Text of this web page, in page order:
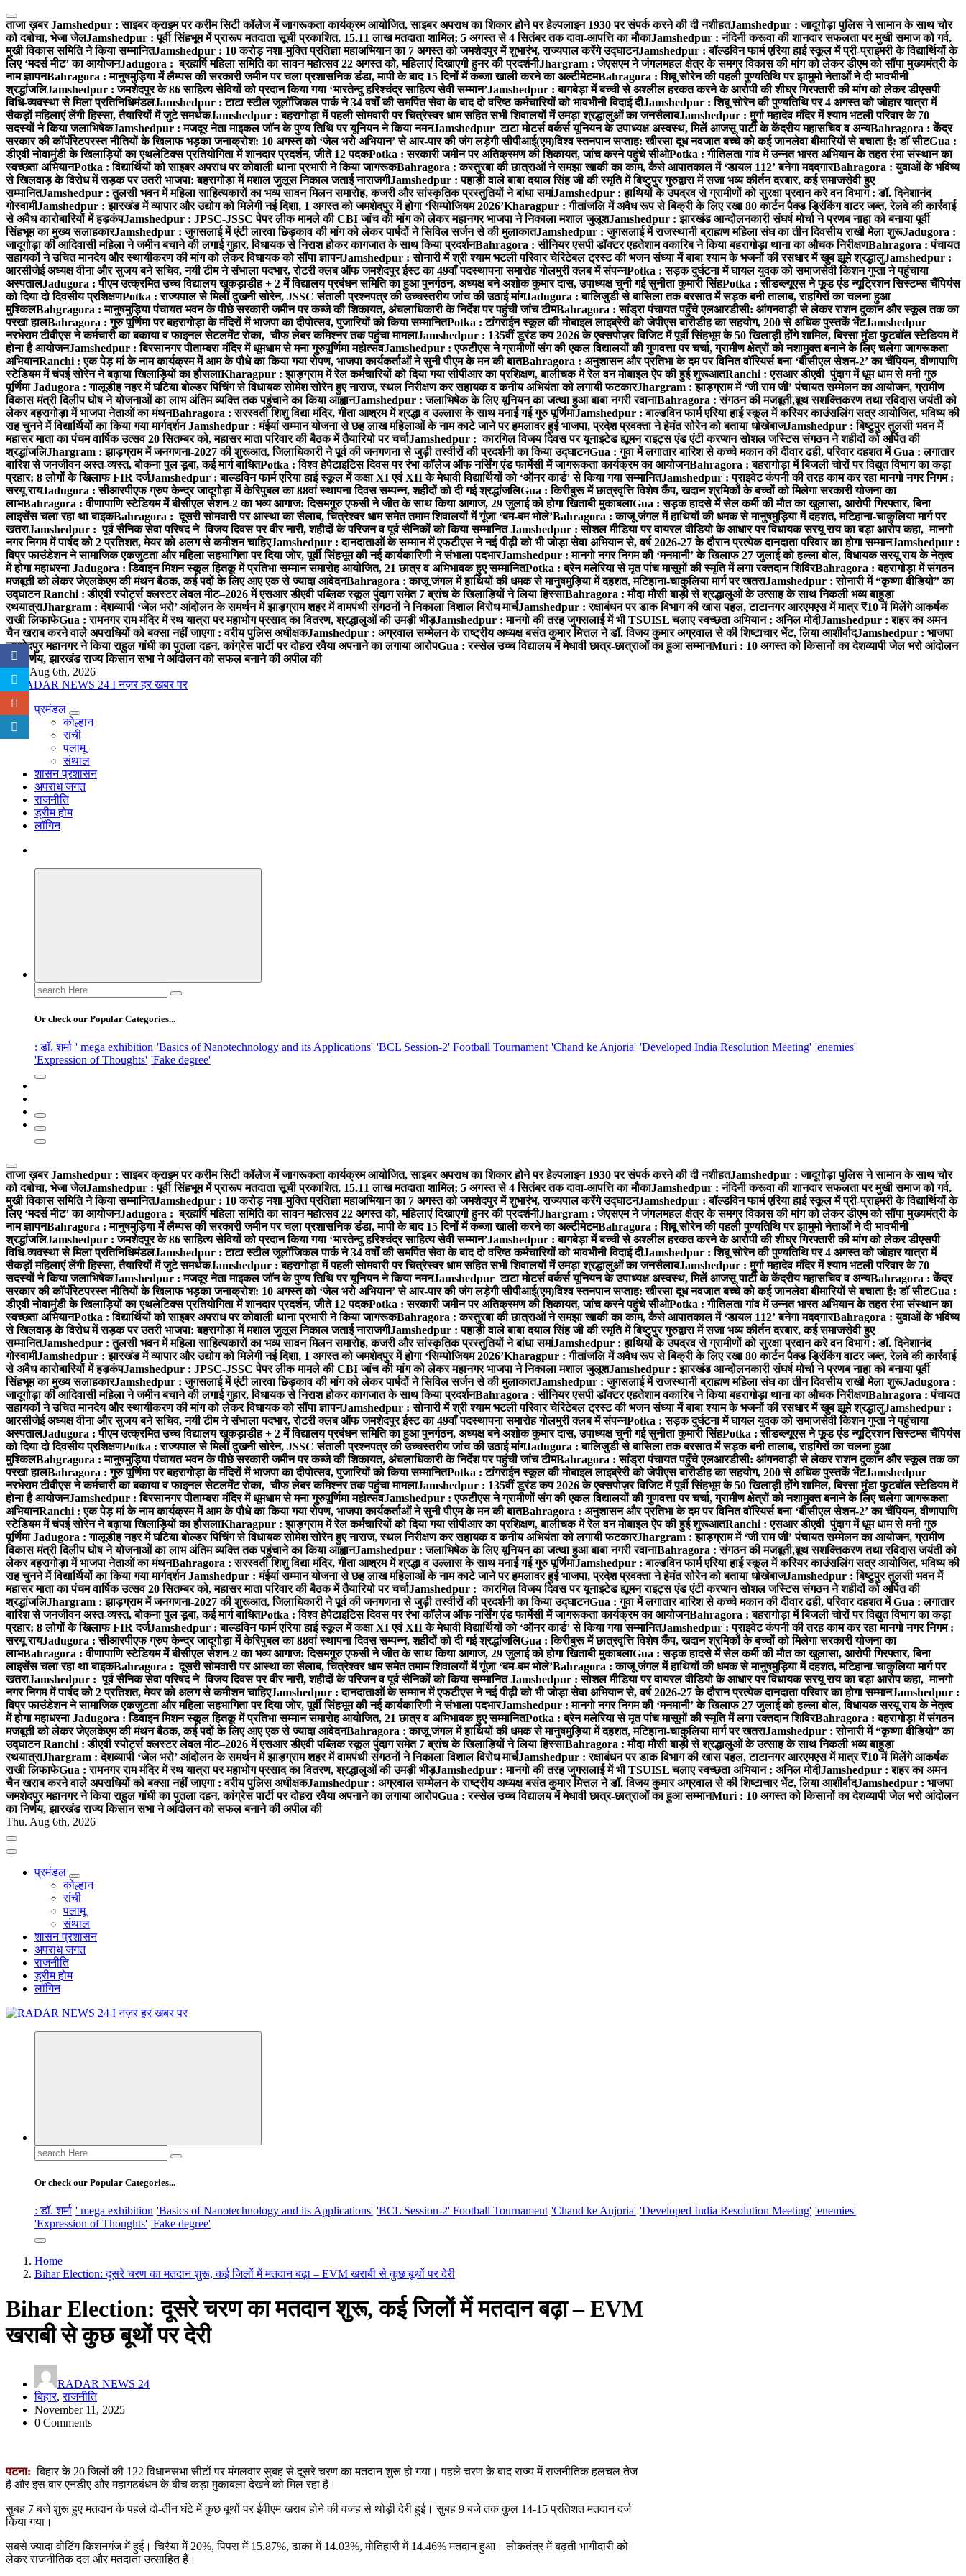
Skip
to
content
ताजा ख़बरJamshedpur : साइबर क्राइम पर करीम सिटी कॉलेज में जागरूकता कार्यक्रम आयोजित, साइबर अपराध का शिकार होने पर हेल्पलाइन 1930 पर संपर्क करने की दी नशीहतJamshedpur : जादूगोड़ा पुलिस ने सामान के साथ चोर
को दबोचा, भेजा जेलJamshedpur : पूर्वी सिंहभूम में प्रारूप मतदाता सूची प्रकाशित, 15.11 लाख मतदाता शामिल; 5 अगस्त से 4 सितंबर तक दावा-आपत्ति का मौकाJamshedpur : नंदिनी करूवा की शानदार सफलता पर मुखी समाज को गर्व,
मुखी विकास समिति ने किया सम्मानितJamshedpur : 10 करोड़ नशा-मुक्ति प्रतिज्ञा महाअभियान का 7 अगस्त को जमशेदपुर में शुभारंभ, राज्यपाल करेंगे उद्घाटनJamshedpur : बॉल्डविन फार्म एरिया हाई स्कूल में प्री-प्राइमरी के विद्यार्थियों के
लिए ‘मदर्स मीट’ का आयोजनJadugora : ब्रह्मर्षि महिला समिति का सावन महोत्सव 22 अगस्त को, महिलाएं दिखाएगी हुनर की प्रदर्शनीJhargram : जेएसएम ने जंगलमहल क्षेत्र के समग्र विकास की मांग को लेकर डीएम को सौंपा मुख्यमंत्री के
नाम ज्ञापनBahragora : मानुषमुड़िया में लैम्पस की सरकारी जमीन पर चला प्रशासनिक डंडा, मापी के बाद 15 दिनों में कब्जा खाली करने का अल्टीमेटमBahragora : शिबू सोरेन की पहली पुण्यतिथि पर झामुमो नेताओं ने दी भावभीनी
श्रद्धांजलिJamshedpur : जमशेदपुर के 86 साहित्य सेवियों को प्रदान किया गया ‘भारतेन्दु हरिश्चंद्र साहित्य सेवी सम्मान’Jamshedpur : बागबेड़ा में बच्ची से अश्लील हरकत करने के आरोपी की शीघ्र गिरफ्तारी की मांग को लेकर डीएसपी
विधि-व्यवस्था से मिला प्रतिनिधिमंडलJamshedpur : टाटा स्टील जूलॉजिकल पार्क ने 34 वर्षों की समर्पित सेवा के बाद दो वरिष्ठ कर्मचारियों को भावभीनी विदाई दीJamshedpur : शिबू सोरेन की पुण्यतिथि पर 4 अगस्त को जोहार यात्रा में
सैकड़ों महिलाएं लेंगी हिस्सा, तैयारियों में जुटे समर्थकJamshedpur : बहरागोड़ा में पहली सोमवारी पर चित्रेस्वर धाम सहित सभी शिवालयों में उमड़ा श्रद्धालुओं का जनसैलाबJamshedpur : मुर्गा महादेव मंदिर में श्याम भटली परिवार के 70
सदस्यों ने किया जलाभिषेकJamshedpur : मजदूर नेता माइकल जॉन के पुण्य तिथि पर यूनियन ने किया नमनJamshedpur टाटा मोटर्स वर्कर्स यूनियन के उपाध्यक्ष अस्वस्थ, मिलें आजसू पार्टी के केंद्रीय महासचिव व अन्यBahragora : केंद्र
सरकार की कॉर्पोरेटपरस्त नीतियों के खिलाफ भड़का जनाक्रोश: 10 अगस्त को ‘जेल भरो अभियान’ से आर-पार की जंग लड़ेगी सीपीआई(एम)विश्व स्तनपान सप्ताह: खीरसा दूध नवजात बच्चे को कई जानलेवा बीमारियों से बचाता है: डॉ सीटGua :
डीएवी नोवामुंडी के खिलाड़ियों का एथलेटिक्स प्रतियोगिता में शानदार प्रदर्शन, जीते 12 पदकPotka : सरकारी जमीन पर अतिक्रमण की शिकायत, जांच करने पहुंचे सीओPotka : गीतिलता गांव में उन्नत भारत अभियान के तहत रंभा संस्थान का
स्वच्छता अभियानPotka : विद्यार्थियों को साइबर अपराध पर कोवाली थाना प्रभारी ने किया जागरूकBahragora : कस्तुरबा की छात्राओं ने समझा खाकी का काम, कैसे आपातकाल में ‘डायल 112’ बनेगा मददगारBahragora : युवाओं के भविष्य
से खिलवाड़ के विरोध में सड़क पर उतरी भाजपा: बहरागोड़ा में मशाल जुलूस निकाल जताई नाराजगीJamshedpur : पहाड़ी वाले बाबा दयाल सिंह जी की स्मृति में बिष्टुपुर गुरुद्वारा में सजा भव्य कीर्तन दरबार, कई समाजसेवी हुए
सम्मानितJamshedpur : तुलसी भवन में महिला साहित्यकारों का भव्य सावन मिलन समारोह, कजरी और सांस्कृतिक प्रस्तुतियों ने बांधा समांJamshedpur : हाथियों के उपद्रव से ग्रामीणों को सुरक्षा प्रदान करे वन विभाग : डॉ. दिनेशानंद
गोस्वामीJamshedpur : झारखंड में व्यापार और उद्योग को मिलेगी नई दिशा, 1 अगस्त को जमशेदपुर में होगा ‘सिम्पोजियम 2026’Kharagpur : गीतांजलि में अवैध रूप से बिक्री के लिए रखा 80 कार्टन पैक्ड ड्रिंकिंग वाटर जब्त, रेलवे की कार्रवाई
से अवैध कारोबारियों में हड़कंपJamshedpur : JPSC-JSSC पेपर लीक मामले की CBI जांच की मांग को लेकर महानगर भाजपा ने निकाला मशाल जुलूशJamshedpur : झारखंड आन्दोलनकारी संघर्ष मोर्चा ने प्रणब नाहा को बनाया पूर्वी
सिंहभूम का मुख्य सलाहकारJamshedpur : जुगसलाई में एंटी लारवा छिड़काव की मांग को लेकर पार्षदों ने सिविल सर्जन से की मुलाकातJamshedpur : जुगसलाई में राजस्थानी ब्राह्मण महिला संघ का तीन दिवसीय राखी मेला शुरूJadugora :
जादूगोड़ा की आदिवासी महिला ने जमीन बचाने की लगाई गुहार, विधायक से निराश होकर कागजात के साथ किया प्रदर्शनBahragora : सीनियर एसपी डॉक्टर एहतेशाम वकारिब ने किया बहरागोड़ा थाना का औचक निरीक्षणBahragora : पंचायत
सहायकों ने उचित मानदेय और स्थायीकरण की मांग को लेकर विधायक को सौंपा ज्ञापनJamshedpur : सोनारी में श्री श्याम भटली परिवार चेरिटेबल ट्रस्ट की भजन संध्या में बाबा श्याम के भजनों की रसधार में खुब झूमे श्रद्धालुJamshedpur :
आरसीजेई अध्यक्ष वीना और सुजय बने सचिव, नयी टीम ने संभाला पदभार, रोटरी क्लब ऑफ जमशेदपुर ईस्ट का 49वाँ पदस्थापना समारोह गोलमुरी क्लब में संपन्नPotka : सड़क दुर्घटना में घायल युवक को समाजसेवी किशन गुप्ता ने पहुंचाया
अस्पतालJadugora : पीएम उत्क्रमित उच्च विद्यालय खुकड़ाडीह + 2 में विद्यालय प्रबंधन समिति का हुआ पुनर्गठन, अध्यक्ष बने अशोक कुमार दास, उपाध्यक्ष चुनी गई सुनीता कुमारी सिंहPotka : सीडब्ल्यूएस ने फूड एंड न्यूट्रिशन सिस्टम्स चैंपियंस
को दिया दो दिवसीय प्रशिक्षणPotka : राज्यपाल से मिलीं दुखनी सोरेन, JSSC संताली प्रश्नपत्र की उच्चस्तरीय जांच की उठाई मांगJadugora : बालिजुडी से बासिला तक बरसात में सड़क बनी तालाब, राहगिरों का चलना हुआ
मुश्किलBahgragora : मानुषमुड़िया पंचायत भवन के पीछे सरकारी जमीन पर कब्जे की शिकायत, अंचलाधिकारी के निर्देश पर पहुंची जांच टीमBahragora : सांड्रा पंचायत पहुँचे एलआरडीसी: आंगनवाड़ी से लेकर राशन दुकान और स्कूल तक का
परखा हालBahragora : गुरु पूर्णिमा पर बहरागोड़ा के मंदिरों में भाजपा का दीपोत्सव, पुजारियों को किया सम्मानितPotka : टांगराईन स्कूल की मोबाइल लाइब्रेरी को जेपीएस बारीडीह का सहयोग, 200 से अधिक पुस्तकें भेंटJamshedpur
नरभेराम टीवीएस ने कर्मचारी का बकाया व फाइनल सेटलमेंट रोका, चीफ लेबर कमिश्नर तक पहुंचा मामलाJamshedpur : 135वीं डूरंड कप 2026 के एक्सपोज़र विजिट में पूर्वी सिंहभूम के 50 खिलाड़ी होंगे शामिल, बिरसा मुंडा फुटबॉल स्टेडियम में
होना है आयोजनJamshedpur : बिरसानगर पीताम्बरा मंदिर में धूमधाम से मना गुरुपूर्णिमा महोत्सवJamshedpur : एफटीएस ने ग्रामीणों संग की एकल विद्यालयों की गुणवत्ता पर चर्चा, ग्रामीण क्षेत्रों को नशामुक्त बनाने के लिए चलेगा जागरूकता
अभियानRanchi : एक पेड़ मां के नाम कार्यक्रम में आम के पौधे का किया गया रोपण, भाजपा कार्यकर्ताओं ने सुनी पीएम के मन की बातBahragora : अनुशासन और प्रतिभा के दम पर विनित वॉरियर्स बना ‘बीसीएल सेशन-2’ का चैंपियन, वीणापाणि
स्टेडियम में चंपई सोरेन ने बढ़ाया खिलाड़ियों का हौसलाKharagpur : झाड़ग्राम में रेल कर्मचारियों को दिया गया सीपीआर का प्रशिक्षण, बालीचक में रेल वन मोबाइल ऐप की हुई शुरूआतRanchi : एसआर डीएवी पुंदाग में धूम धाम से मनी गुरु
पूर्णिमाJadugora : गालूडीह नहर में घटिया बोल्डर पिचिंग से विधायक सोमेश सोरेन हुए नाराज, स्थल निरीक्षण कर सहायक व कनीय अभियंता को लगायी फटकारJhargram : झाड़ग्राम में ‘जी राम जी’ पंचायत सम्मेलन का आयोजन, ग्रामीण
विकास मंत्री दिलीप घोष ने योजनाओं का लाभ अंतिम व्यक्ति तक पहुंचाने का किया आह्वानJamshedpur : जलाभिषेक के लिए यूनियन का जत्था हुआ बाबा नगरी रवानाBahragora : संगठन की मजबूती,बूथ सशक्तिकरण तथा रविदास जयंती को
लेकर बहरागोड़ा में भाजपा नेताओं का मंथनBahragora : सरस्वती शिशु विद्या मंदिर, गीता आश्रम में श्रद्धा व उल्लास के साथ मनाई गई गुरु पूर्णिमाJamshedpur : बाल्डविन फार्म एरिया हाई स्कूल में करियर काउंसलिंग सत्र आयोजित, भविष्य की
राह चुनने में विद्यार्थियों का किया गया मार्गदर्शनJamshedpur : मंईयां सम्मान योजना से छह लाख महिलाओं के नाम काटे जाने पर हमलावर हुई भाजपा, प्रदेश प्रवक्ता ने हेमंत सोरेन को बताया धोखेबाजJamshedpur : बिष्टुपुर तुलसी भवन में
महासर माता का पंचम वार्षिक उत्सव 20 सितम्बर को, महासर माता परिवार की बैठक में तैयारियो पर चर्चाJamshedpur : कारगिल विजय दिवस पर यूनाइटेड ह्यूमन राइट्स एंड एंटी करप्शन सोशल जस्टिस संगठन ने शहीदों को अर्पित की
श्रद्धांजलिJhargram : झाड़ग्राम में जनगणना-2027 की शुरूआत, जिलाधिकारी ने पूर्व की जनगणना से जुड़ी तस्वीरों की प्रदर्शनी का किया उद्घाटनGua : गुवा में लगातार बारिश से कच्चे मकान की दीवार ढही, परिवार दहशत मेंGua : लगातार
बारिश से जनजीवन अस्त-व्यस्त, बोकना पुल डूबा, कई मार्ग बाधितPotka : विश्व हेपेटाइटिस दिवस पर रंभा कॉलेज ऑफ नर्सिंग एंड फार्मेसी में जागरूकता कार्यक्रम का आयोजनBahragora : बहरागोड़ा में बिजली चोरों पर विद्युत विभाग का कड़ा
प्रहार: 8 लोगों के खिलाफ FIR दर्जJamshedpur : बाल्डविन फार्म एरिया हाई स्कूल में कक्षा XI एवं XII के मेधावी विद्यार्थियों को ‘ऑनर कार्ड’ से किया गया सम्मानितJamshedpur : प्राइवेट कंपनी की तरह काम कर रहा मानगो नगर निगम :
सरयू रायJadugora : सीआरपीएफ ग्रुप केन्द्र जादूगोड़ा में केरिपुबल का 88वां स्थापना दिवस सम्पन्न, शहीदों को दी गई श्रद्धांजलिGua : किरीबुरू में छात्रवृत्ति विशेष कैंप, खदान श्रमिकों के बच्चों को मिलेगा सरकारी योजना का
लाभBahragora : वीणापाणि स्टेडियम में बीसीएल सेशन-2 का भव्य आगाज: दिसमगुरु एफसी ने जीत के साथ किया आगाज, 29 जुलाई को होगा खिताबी मुकाबलाGua : सड़क हादसे में सेल कर्मी की मौत का खुलासा, आरोपी गिरफ्तार, बिना
लाइसेंस चला रहा था बाइकBahragora : दूसरी सोमवारी पर आस्था का सैलाब, चित्रेश्वर धाम समेत तमाम शिवालयों में गूंजा ‘बम-बम भोले’Bahragora : काजू जंगल में हाथियों की धमक से मानुषमुड़िया में दहशत, मटिहाना-चाकुलिया मार्ग पर
खतराJamshedpur : पूर्व सैनिक सेवा परिषद ने विजय दिवस पर वीर नारी, शहीदों के परिजन व पूर्व सैनिकों को किया सम्मानितJamshedpur : सोशल मीडिया पर वायरल वीडियो के आधार पर विधायक सरयू राय का बड़ा आरोप कहा, मानगो
नगर निगम में पार्षद को 2 प्रतिशत, मेयर को अलग से कमीशन चाहिएJamshedpur : दानदाताओं के सम्मान में एफटीएस ने नई पीढ़ी को भी जोड़ा सेवा अभियान से, वर्ष 2026-27 के दौरान प्रत्येक दानदाता परिवार का होगा सम्मानJamshedpur :
विप्र फाउंडेशन ने सामाजिक एकजुटता और महिला सहभागिता पर दिया जोर, पूर्वी सिंहभूम की नई कार्यकारिणी ने संभाला पदभारJamshedpur : मानगो नगर निगम की ‘मनमानी’ के खिलाफ 27 जुलाई को हल्ला बोल, विधायक सरयू राय के नेतृत्व
में होगा महाधरनाJadugora : डिवाइन मिशन स्कूल हितकू में प्रतिभा सम्मान समारोह आयोजित, 21 छात्र व अभिभावक हुए सम्मानितPotka : ब्रेन मलेरिया से मृत पांच मासूमों की स्मृति में लगा रक्तदान शिविरBahragora : बहरागोड़ा में संगठन
मजबूती को लेकर जेएलकेएम की मंथन बैठक, कई पदों के लिए आए एक से ज्यादा आवेदनBahragora : काजू जंगल में हाथियों की धमक से मानुषमुड़िया में दहशत, मटिहाना-चाकुलिया मार्ग पर खतराJamshedpur : सोनारी में “कृष्णा वीडियो” का
उद्घाटनRanchi : डीएवी स्पोर्ट्स क्लस्टर लेवल मीट–2026 में एसआर डीएवी पब्लिक स्कूल पुंदाग समेत 7 ब्रांच के खिलाड़ियों ने लिया हिस्साBahragora : मौदा मौसी बाड़ी से श्रद्धालुओं के उत्साह के साथ निकली भव्य बाहुड़ा
रथयात्राJhargram : देशव्यापी ‘जेल भरो’ आंदोलन के समर्थन में झाड़ग्राम शहर में वामपंथी संगठनों ने निकाला विशाल विरोध मार्चJamshedpur : रक्षाबंधन पर डाक विभाग की खास पहल, टाटानगर आरएमएस में मात्र ₹10 में मिलेंगे आकर्षक
राखी लिफाफेGua : रामनगर राम मंदिर में रथ यात्रा पर महाभोग प्रसाद का वितरण, श्रद्धालुओं की उमड़ी भीड़Jamshedpur : मानगो की तरह जुगसलाई में भी TSUISL चलाए स्वच्छता अभियान : अनिल मोदीJamshedpur : शहर का अमन
चैन खराब करने वाले अपराधियों को बक्सा नहीं जाएगा : वरीय पुलिस अधीक्षकJamshedpur : अग्रवाल सम्मेलन के राष्ट्रीय अध्यक्ष बसंत कुमार मित्तल ने डॉ. विजय कुमार अग्रवाल से की शिष्टाचार भेंट, लिया आशीर्वादJamshedpur : भाजपा
जमशेदपुर महानगर ने किया राहुल गांधी का पुतला दहन, कांग्रेस पार्टी पर दोहरा रवैया अपनाने का लगाया आरोपGua : रस्सेल उच्च विद्यालय में मेधावी छात्र-छात्राओं का हुआ सम्मानMuri : 10 अगस्त को किसानों का देशव्यापी जेल भरो आंदोलन
का निर्णय, झारखंड राज्य किसान सभा ने आंदोलन को सफल बनाने की अपील की
Thu. Aug 6th, 2026
नज़र हर खबर पर
प्रमंडल
कोल्हान
रांची
पलामू
संथाल
शासन प्रशासन
अपराध जगत
राजनीति
ड्रीम होम
लॉगिन
Search
for:
Or check our Popular Categories...
: डॉ. शर्मा ' mega exhibition 'Basics of Nanotechnology and its Applications' 'BCL Session-2' Football Tournament 'Chand ke Anjoria' 'Developed India Resolution Meeting' 'enemies'
'Expression of Thoughts' 'Fake degree'
ताजा ख़बरJamshedpur : साइबर क्राइम पर करीम सिटी कॉलेज में जागरूकता कार्यक्रम आयोजित, साइबर अपराध का शिकार होने पर हेल्पलाइन 1930 पर संपर्क करने की दी नशीहतJamshedpur : जादूगोड़ा पुलिस ने सामान के साथ चोर
को दबोचा, भेजा जेलJamshedpur : पूर्वी सिंहभूम में प्रारूप मतदाता सूची प्रकाशित, 15.11 लाख मतदाता शामिल; 5 अगस्त से 4 सितंबर तक दावा-आपत्ति का मौकाJamshedpur : नंदिनी करूवा की शानदार सफलता पर मुखी समाज को गर्व,
मुखी विकास समिति ने किया सम्मानितJamshedpur : 10 करोड़ नशा-मुक्ति प्रतिज्ञा महाअभियान का 7 अगस्त को जमशेदपुर में शुभारंभ, राज्यपाल करेंगे उद्घाटनJamshedpur : बॉल्डविन फार्म एरिया हाई स्कूल में प्री-प्राइमरी के विद्यार्थियों के
लिए ‘मदर्स मीट’ का आयोजनJadugora : ब्रह्मर्षि महिला समिति का सावन महोत्सव 22 अगस्त को, महिलाएं दिखाएगी हुनर की प्रदर्शनीJhargram : जेएसएम ने जंगलमहल क्षेत्र के समग्र विकास की मांग को लेकर डीएम को सौंपा मुख्यमंत्री के
नाम ज्ञापनBahragora : मानुषमुड़िया में लैम्पस की सरकारी जमीन पर चला प्रशासनिक डंडा, मापी के बाद 15 दिनों में कब्जा खाली करने का अल्टीमेटमBahragora : शिबू सोरेन की पहली पुण्यतिथि पर झामुमो नेताओं ने दी भावभीनी
श्रद्धांजलिJamshedpur : जमशेदपुर के 86 साहित्य सेवियों को प्रदान किया गया ‘भारतेन्दु हरिश्चंद्र साहित्य सेवी सम्मान’Jamshedpur : बागबेड़ा में बच्ची से अश्लील हरकत करने के आरोपी की शीघ्र गिरफ्तारी की मांग को लेकर डीएसपी
विधि-व्यवस्था से मिला प्रतिनिधिमंडलJamshedpur : टाटा स्टील जूलॉजिकल पार्क ने 34 वर्षों की समर्पित सेवा के बाद दो वरिष्ठ कर्मचारियों को भावभीनी विदाई दीJamshedpur : शिबू सोरेन की पुण्यतिथि पर 4 अगस्त को जोहार यात्रा में
सैकड़ों महिलाएं लेंगी हिस्सा, तैयारियों में जुटे समर्थकJamshedpur : बहरागोड़ा में पहली सोमवारी पर चित्रेस्वर धाम सहित सभी शिवालयों में उमड़ा श्रद्धालुओं का जनसैलाबJamshedpur : मुर्गा महादेव मंदिर में श्याम भटली परिवार के 70
सदस्यों ने किया जलाभिषेकJamshedpur : मजदूर नेता माइकल जॉन के पुण्य तिथि पर यूनियन ने किया नमनJamshedpur टाटा मोटर्स वर्कर्स यूनियन के उपाध्यक्ष अस्वस्थ, मिलें आजसू पार्टी के केंद्रीय महासचिव व अन्यBahragora : केंद्र
सरकार की कॉर्पोरेटपरस्त नीतियों के खिलाफ भड़का जनाक्रोश: 10 अगस्त को ‘जेल भरो अभियान’ से आर-पार की जंग लड़ेगी सीपीआई(एम)विश्व स्तनपान सप्ताह: खीरसा दूध नवजात बच्चे को कई जानलेवा बीमारियों से बचाता है: डॉ सीटGua :
डीएवी नोवामुंडी के खिलाड़ियों का एथलेटिक्स प्रतियोगिता में शानदार प्रदर्शन, जीते 12 पदकPotka : सरकारी जमीन पर अतिक्रमण की शिकायत, जांच करने पहुंचे सीओPotka : गीतिलता गांव में उन्नत भारत अभियान के तहत रंभा संस्थान का
स्वच्छता अभियानPotka : विद्यार्थियों को साइबर अपराध पर कोवाली थाना प्रभारी ने किया जागरूकBahragora : कस्तुरबा की छात्राओं ने समझा खाकी का काम, कैसे आपातकाल में ‘डायल 112’ बनेगा मददगारBahragora : युवाओं के भविष्य
से खिलवाड़ के विरोध में सड़क पर उतरी भाजपा: बहरागोड़ा में मशाल जुलूस निकाल जताई नाराजगीJamshedpur : पहाड़ी वाले बाबा दयाल सिंह जी की स्मृति में बिष्टुपुर गुरुद्वारा में सजा भव्य कीर्तन दरबार, कई समाजसेवी हुए
सम्मानितJamshedpur : तुलसी भवन में महिला साहित्यकारों का भव्य सावन मिलन समारोह, कजरी और सांस्कृतिक प्रस्तुतियों ने बांधा समांJamshedpur : हाथियों के उपद्रव से ग्रामीणों को सुरक्षा प्रदान करे वन विभाग : डॉ. दिनेशानंद
गोस्वामीJamshedpur : झारखंड में व्यापार और उद्योग को मिलेगी नई दिशा, 1 अगस्त को जमशेदपुर में होगा ‘सिम्पोजियम 2026’Kharagpur : गीतांजलि में अवैध रूप से बिक्री के लिए रखा 80 कार्टन पैक्ड ड्रिंकिंग वाटर जब्त, रेलवे की कार्रवाई
से अवैध कारोबारियों में हड़कंपJamshedpur : JPSC-JSSC पेपर लीक मामले की CBI जांच की मांग को लेकर महानगर भाजपा ने निकाला मशाल जुलूशJamshedpur : झारखंड आन्दोलनकारी संघर्ष मोर्चा ने प्रणब नाहा को बनाया पूर्वी
सिंहभूम का मुख्य सलाहकारJamshedpur : जुगसलाई में एंटी लारवा छिड़काव की मांग को लेकर पार्षदों ने सिविल सर्जन से की मुलाकातJamshedpur : जुगसलाई में राजस्थानी ब्राह्मण महिला संघ का तीन दिवसीय राखी मेला शुरूJadugora :
जादूगोड़ा की आदिवासी महिला ने जमीन बचाने की लगाई गुहार, विधायक से निराश होकर कागजात के साथ किया प्रदर्शनBahragora : सीनियर एसपी डॉक्टर एहतेशाम वकारिब ने किया बहरागोड़ा थाना का औचक निरीक्षणBahragora : पंचायत
सहायकों ने उचित मानदेय और स्थायीकरण की मांग को लेकर विधायक को सौंपा ज्ञापनJamshedpur : सोनारी में श्री श्याम भटली परिवार चेरिटेबल ट्रस्ट की भजन संध्या में बाबा श्याम के भजनों की रसधार में खुब झूमे श्रद्धालुJamshedpur :
आरसीजेई अध्यक्ष वीना और सुजय बने सचिव, नयी टीम ने संभाला पदभार, रोटरी क्लब ऑफ जमशेदपुर ईस्ट का 49वाँ पदस्थापना समारोह गोलमुरी क्लब में संपन्नPotka : सड़क दुर्घटना में घायल युवक को समाजसेवी किशन गुप्ता ने पहुंचाया
अस्पतालJadugora : पीएम उत्क्रमित उच्च विद्यालय खुकड़ाडीह + 2 में विद्यालय प्रबंधन समिति का हुआ पुनर्गठन, अध्यक्ष बने अशोक कुमार दास, उपाध्यक्ष चुनी गई सुनीता कुमारी सिंहPotka : सीडब्ल्यूएस ने फूड एंड न्यूट्रिशन सिस्टम्स चैंपियंस
को दिया दो दिवसीय प्रशिक्षणPotka : राज्यपाल से मिलीं दुखनी सोरेन, JSSC संताली प्रश्नपत्र की उच्चस्तरीय जांच की उठाई मांगJadugora : बालिजुडी से बासिला तक बरसात में सड़क बनी तालाब, राहगिरों का चलना हुआ
मुश्किलBahgragora : मानुषमुड़िया पंचायत भवन के पीछे सरकारी जमीन पर कब्जे की शिकायत, अंचलाधिकारी के निर्देश पर पहुंची जांच टीमBahragora : सांड्रा पंचायत पहुँचे एलआरडीसी: आंगनवाड़ी से लेकर राशन दुकान और स्कूल तक का
परखा हालBahragora : गुरु पूर्णिमा पर बहरागोड़ा के मंदिरों में भाजपा का दीपोत्सव, पुजारियों को किया सम्मानितPotka : टांगराईन स्कूल की मोबाइल लाइब्रेरी को जेपीएस बारीडीह का सहयोग, 200 से अधिक पुस्तकें भेंटJamshedpur
नरभेराम टीवीएस ने कर्मचारी का बकाया व फाइनल सेटलमेंट रोका, चीफ लेबर कमिश्नर तक पहुंचा मामलाJamshedpur : 135वीं डूरंड कप 2026 के एक्सपोज़र विजिट में पूर्वी सिंहभूम के 50 खिलाड़ी होंगे शामिल, बिरसा मुंडा फुटबॉल स्टेडियम में
होना है आयोजनJamshedpur : बिरसानगर पीताम्बरा मंदिर में धूमधाम से मना गुरुपूर्णिमा महोत्सवJamshedpur : एफटीएस ने ग्रामीणों संग की एकल विद्यालयों की गुणवत्ता पर चर्चा, ग्रामीण क्षेत्रों को नशामुक्त बनाने के लिए चलेगा जागरूकता
अभियानRanchi : एक पेड़ मां के नाम कार्यक्रम में आम के पौधे का किया गया रोपण, भाजपा कार्यकर्ताओं ने सुनी पीएम के मन की बातBahragora : अनुशासन और प्रतिभा के दम पर विनित वॉरियर्स बना ‘बीसीएल सेशन-2’ का चैंपियन, वीणापाणि
स्टेडियम में चंपई सोरेन ने बढ़ाया खिलाड़ियों का हौसलाKharagpur : झाड़ग्राम में रेल कर्मचारियों को दिया गया सीपीआर का प्रशिक्षण, बालीचक में रेल वन मोबाइल ऐप की हुई शुरूआतRanchi : एसआर डीएवी पुंदाग में धूम धाम से मनी गुरु
पूर्णिमाJadugora : गालूडीह नहर में घटिया बोल्डर पिचिंग से विधायक सोमेश सोरेन हुए नाराज, स्थल निरीक्षण कर सहायक व कनीय अभियंता को लगायी फटकारJhargram : झाड़ग्राम में ‘जी राम जी’ पंचायत सम्मेलन का आयोजन, ग्रामीण
विकास मंत्री दिलीप घोष ने योजनाओं का लाभ अंतिम व्यक्ति तक पहुंचाने का किया आह्वानJamshedpur : जलाभिषेक के लिए यूनियन का जत्था हुआ बाबा नगरी रवानाBahragora : संगठन की मजबूती,बूथ सशक्तिकरण तथा रविदास जयंती को
लेकर बहरागोड़ा में भाजपा नेताओं का मंथनBahragora : सरस्वती शिशु विद्या मंदिर, गीता आश्रम में श्रद्धा व उल्लास के साथ मनाई गई गुरु पूर्णिमाJamshedpur : बाल्डविन फार्म एरिया हाई स्कूल में करियर काउंसलिंग सत्र आयोजित, भविष्य की
राह चुनने में विद्यार्थियों का किया गया मार्गदर्शनJamshedpur : मंईयां सम्मान योजना से छह लाख महिलाओं के नाम काटे जाने पर हमलावर हुई भाजपा, प्रदेश प्रवक्ता ने हेमंत सोरेन को बताया धोखेबाजJamshedpur : बिष्टुपुर तुलसी भवन में
महासर माता का पंचम वार्षिक उत्सव 20 सितम्बर को, महासर माता परिवार की बैठक में तैयारियो पर चर्चाJamshedpur : कारगिल विजय दिवस पर यूनाइटेड ह्यूमन राइट्स एंड एंटी करप्शन सोशल जस्टिस संगठन ने शहीदों को अर्पित की
श्रद्धांजलिJhargram : झाड़ग्राम में जनगणना-2027 की शुरूआत, जिलाधिकारी ने पूर्व की जनगणना से जुड़ी तस्वीरों की प्रदर्शनी का किया उद्घाटनGua : गुवा में लगातार बारिश से कच्चे मकान की दीवार ढही, परिवार दहशत मेंGua : लगातार
बारिश से जनजीवन अस्त-व्यस्त, बोकना पुल डूबा, कई मार्ग बाधितPotka : विश्व हेपेटाइटिस दिवस पर रंभा कॉलेज ऑफ नर्सिंग एंड फार्मेसी में जागरूकता कार्यक्रम का आयोजनBahragora : बहरागोड़ा में बिजली चोरों पर विद्युत विभाग का कड़ा
प्रहार: 8 लोगों के खिलाफ FIR दर्जJamshedpur : बाल्डविन फार्म एरिया हाई स्कूल में कक्षा XI एवं XII के मेधावी विद्यार्थियों को ‘ऑनर कार्ड’ से किया गया सम्मानितJamshedpur : प्राइवेट कंपनी की तरह काम कर रहा मानगो नगर निगम :
सरयू रायJadugora : सीआरपीएफ ग्रुप केन्द्र जादूगोड़ा में केरिपुबल का 88वां स्थापना दिवस सम्पन्न, शहीदों को दी गई श्रद्धांजलिGua : किरीबुरू में छात्रवृत्ति विशेष कैंप, खदान श्रमिकों के बच्चों को मिलेगा सरकारी योजना का
लाभBahragora : वीणापाणि स्टेडियम में बीसीएल सेशन-2 का भव्य आगाज: दिसमगुरु एफसी ने जीत के साथ किया आगाज, 29 जुलाई को होगा खिताबी मुकाबलाGua : सड़क हादसे में सेल कर्मी की मौत का खुलासा, आरोपी गिरफ्तार, बिना
लाइसेंस चला रहा था बाइकBahragora : दूसरी सोमवारी पर आस्था का सैलाब, चित्रेश्वर धाम समेत तमाम शिवालयों में गूंजा ‘बम-बम भोले’Bahragora : काजू जंगल में हाथियों की धमक से मानुषमुड़िया में दहशत, मटिहाना-चाकुलिया मार्ग पर
खतराJamshedpur : पूर्व सैनिक सेवा परिषद ने विजय दिवस पर वीर नारी, शहीदों के परिजन व पूर्व सैनिकों को किया सम्मानितJamshedpur : सोशल मीडिया पर वायरल वीडियो के आधार पर विधायक सरयू राय का बड़ा आरोप कहा, मानगो
नगर निगम में पार्षद को 2 प्रतिशत, मेयर को अलग से कमीशन चाहिएJamshedpur : दानदाताओं के सम्मान में एफटीएस ने नई पीढ़ी को भी जोड़ा सेवा अभियान से, वर्ष 2026-27 के दौरान प्रत्येक दानदाता परिवार का होगा सम्मानJamshedpur :
विप्र फाउंडेशन ने सामाजिक एकजुटता और महिला सहभागिता पर दिया जोर, पूर्वी सिंहभूम की नई कार्यकारिणी ने संभाला पदभारJamshedpur : मानगो नगर निगम की ‘मनमानी’ के खिलाफ 27 जुलाई को हल्ला बोल, विधायक सरयू राय के नेतृत्व
में होगा महाधरनाJadugora : डिवाइन मिशन स्कूल हितकू में प्रतिभा सम्मान समारोह आयोजित, 21 छात्र व अभिभावक हुए सम्मानितPotka : ब्रेन मलेरिया से मृत पांच मासूमों की स्मृति में लगा रक्तदान शिविरBahragora : बहरागोड़ा में संगठन
मजबूती को लेकर जेएलकेएम की मंथन बैठक, कई पदों के लिए आए एक से ज्यादा आवेदनBahragora : काजू जंगल में हाथियों की धमक से मानुषमुड़िया में दहशत, मटिहाना-चाकुलिया मार्ग पर खतराJamshedpur : सोनारी में “कृष्णा वीडियो” का
उद्घाटनRanchi : डीएवी स्पोर्ट्स क्लस्टर लेवल मीट–2026 में एसआर डीएवी पब्लिक स्कूल पुंदाग समेत 7 ब्रांच के खिलाड़ियों ने लिया हिस्साBahragora : मौदा मौसी बाड़ी से श्रद्धालुओं के उत्साह के साथ निकली भव्य बाहुड़ा
रथयात्राJhargram : देशव्यापी ‘जेल भरो’ आंदोलन के समर्थन में झाड़ग्राम शहर में वामपंथी संगठनों ने निकाला विशाल विरोध मार्चJamshedpur : रक्षाबंधन पर डाक विभाग की खास पहल, टाटानगर आरएमएस में मात्र ₹10 में मिलेंगे आकर्षक
राखी लिफाफेGua : रामनगर राम मंदिर में रथ यात्रा पर महाभोग प्रसाद का वितरण, श्रद्धालुओं की उमड़ी भीड़Jamshedpur : मानगो की तरह जुगसलाई में भी TSUISL चलाए स्वच्छता अभियान : अनिल मोदीJamshedpur : शहर का अमन
चैन खराब करने वाले अपराधियों को बक्सा नहीं जाएगा : वरीय पुलिस अधीक्षकJamshedpur : अग्रवाल सम्मेलन के राष्ट्रीय अध्यक्ष बसंत कुमार मित्तल ने डॉ. विजय कुमार अग्रवाल से की शिष्टाचार भेंट, लिया आशीर्वादJamshedpur : भाजपा
जमशेदपुर महानगर ने किया राहुल गांधी का पुतला दहन, कांग्रेस पार्टी पर दोहरा रवैया अपनाने का लगाया आरोपGua : रस्सेल उच्च विद्यालय में मेधावी छात्र-छात्राओं का हुआ सम्मानMuri : 10 अगस्त को किसानों का देशव्यापी जेल भरो आंदोलन
का निर्णय, झारखंड राज्य किसान सभा ने आंदोलन को सफल बनाने की अपील की
Thu. Aug 6th, 2026
प्रमंडल
कोल्हान
रांची
पलामू
संथाल
शासन प्रशासन
अपराध जगत
राजनीति
ड्रीम होम
लॉगिन
Search
for:
Or check our Popular Categories...
: डॉ. शर्मा ' mega exhibition 'Basics of Nanotechnology and its Applications' 'BCL Session-2' Football Tournament 'Chand ke Anjoria' 'Developed India Resolution Meeting' 'enemies'
'Expression of Thoughts' 'Fake degree'
Home
Bihar Election: दूसरे चरण का मतदान शुरू, कई जिलों में मतदान बढ़ा – EVM खराबी से कुछ बूथों पर देरी
Bihar Election: दूसरे चरण का मतदान शुरू, कई जिलों में मतदान बढ़ा – EVM
खराबी से कुछ बूथों पर देरी
RADAR NEWS 24
बिहार,राजनीति
November 11, 2025
0 Comments
पटना: बिहार के 20 जिलों की 122 विधानसभा सीटों पर मंगलवार सुबह से दूसरे चरण का मतदान शुरू हो गया। पहले चरण के बाद राज्य में राजनीतिक हलचल तेज
है और इस बार एनडीए और महागठबंधन के बीच कड़ा मुकाबला देखने को मिल रहा है।
सुबह 7 बजे शुरू हुए मतदान के पहले दो-तीन घंटे में कुछ बूथों पर ईवीएम खराब होने की वजह से थोड़ी देरी हुई। सुबह 9 बजे तक कुल 14-15 प्रतिशत मतदान दर्ज
किया गया।
सबसे ज्यादा वोटिंग किशनगंज में हुई। चिरैया में 20%, पिपरा में 15.87%, ढाका में 14.03%, मोतिहारी में 14.46% मतदान हुआ। लोकतंत्र में बढ़ती भागीदारी को
लेकर राजनीतिक दल और मतदाता उत्साहित हैं।